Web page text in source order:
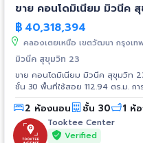
ขาย คอนโดมิเนียม มิวนีค
฿ 40,318,394
คลองเตยเหนือ เขตวัฒนา กรุงเทพ
มิวนีค สุขุมวิท 23
ขาย คอนโดมิเนียม มิวนีค สุขุมวิท
ชั้น 30 พื้นที่ใช้สอย 112.94 ตร.ม. การเดินทาง - MRT สุขุมวิท - BTS อโศก -
ARL มักกะสัน - รถไฟฟ้าสายสีส้ม สถานที่ใกล้เคียง - Terminal 21 - Singha
Complex - Emporium - Central
ประสานมิตร - รพ. ม.แม่ฟ้าหลวง -
ประชุมแห่งชาติสิริกิติ์
2 ห้องนอน ชั้น 30 1 ห้
Tooktee Center
Verified